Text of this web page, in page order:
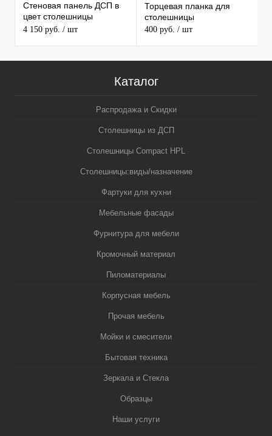
Стеновая панель ДСП в
цвет столешницы
MAERSS
4 150 руб. / шт
Торцевая планка для
столешницы
400 руб. / шт
Каталог
Распродажа и Скидки
Столешницы из ДСП
Столешницы Compact HPL
Столешницы:виды/назначение
Фартуки для кухни
Мебельные фасады
Фурнитура для мебели
Кромочный материал
Пиломатериалы
Корпусная мебель
Прочая мебель
Мойки и смесители
Бытовая техника
Зеркала и Стекла
Образцы
Наши услуги